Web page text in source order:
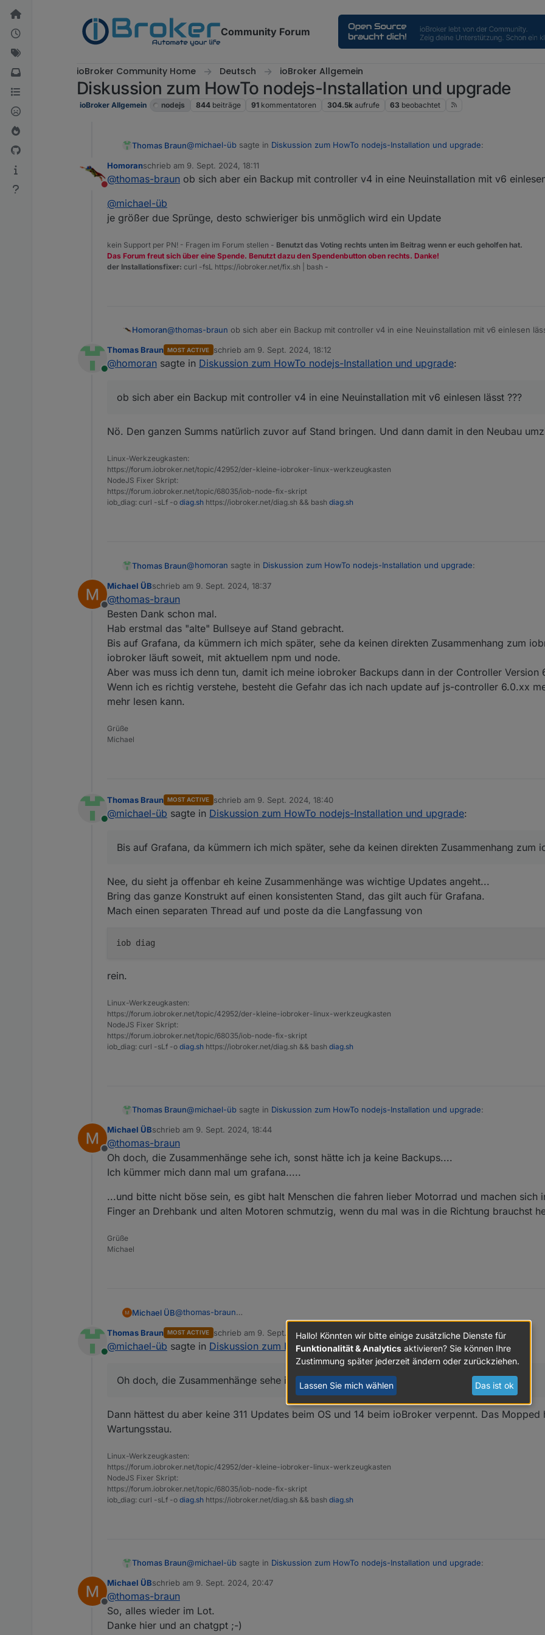
Weiter zum Inhalt
Community Forum
ioBroker Community Home Deutsch ioBroker Allgemein
Diskussion zum HowTo nodejs-Installation und upgrade
ioBroker Allgemein nodejs 844 beiträge 91 kommentatoren 304.5k aufrufe 63 beobachtet
Thomas Braun@michael-üb sagte in Diskussion zum HowTo nodejs-Installation und upgrade:
Na gut ich mach mich mal an die Arbeit..
Nicht stören
Homoranschrieb am 9. Sept. 2024, 18:11
zuletzt editiert von
@thomas-braun ob sich aber ein Backup mit controller v4 in eine Neuinstallation mit v6
@michael-üb
je größer due Sprünge, desto schwieriger bis unmöglich wird ein Update
kein Support per PN! - Fragen im Forum stellen - Benutzt das Voting rechts unten im Beitrag wenn er euch geholfen hat.
Das Forum freut sich über eine Spende. Benutzt dazu den Spendenbutton oben rechts. Danke!
der Installationsfixer: curl -fsL https://iobroker.net/fix.sh | bash -
Homoran@thomas-braun ob sich aber ein Backup mit controller v4 in eine Neuinstallation mit v6 einlesen
@michael-üb
je größer due Sprünge, desto schwieriger bis unmöglich wird ein Update
Online
Thomas Braun MOST ACTIVE schrieb am 9. Sept. 2024, 18:12
zuletzt editiert von
@homoran sagte in Diskussion zum HowTo nodejs-Installation und upgrade:
ob sich aber ein Backup mit controller v4 in eine Neuinstallation mit v6 einlesen lässt ???
Nö. Den ganzen Summs natürlich zuvor auf Stand bringen. Und dann damit in den Neubau
Linux-Werkzeugkasten:
https://forum.iobroker.net/topic/42952/der-kleine-iobroker-linux-werkzeugkasten
NodeJS Fixer Skript:
https://forum.iobroker.net/topic/68035/iob-node-fix-skript
iob_diag: curl -sLf -o diag.sh https://iobroker.net/diag.sh && bash diag.sh
Thomas Braun@homoran sagte in Diskussion zum HowTo nodejs-Installation und upgrade:
Nö. Den ganzen Summs natürlich zuvor auf Stand bringen. Und dann damit in den Neubau
Offline
Michael ÜBschrieb am 9. Sept. 2024, 18:37
zuletzt editiert von
@thomas-braun
Besten Dank schon mal.
Hab erstmal das "alte" Bullseye auf Stand gebracht.
Bis auf Grafana, da kümmern ich mich später, sehe da keinen direkten Zusammenhang zum
iobroker läuft soweit, mit aktuellem npm und node.
Aber was muss ich denn tun, damit ich meine iobroker Backups dann in der Controller Version
Wenn ich es richtig verstehe, besteht die Gefahr das ich nach update auf js-controller 6.0.xx
mehr lesen kann.
Grüße
Michael
Online
Thomas Braun MOST ACTIVE schrieb am 9. Sept. 2024, 18:40
zuletzt editiert von
@michael-üb sagte in Diskussion zum HowTo nodejs-Installation und upgrade:
Bis auf Grafana, da kümmern ich mich später, sehe da keinen direkten Zusammenhang zum
Nee, du sieht ja offenbar eh keine Zusammenhänge was wichtige Updates angeht...
Bring das ganze Konstrukt auf einen konsistenten Stand, das gilt auch für Grafana.
Mach einen separaten Thread auf und poste da die Langfassung von
rein.
Linux-Werkzeugkasten:
https://forum.iobroker.net/topic/42952/der-kleine-iobroker-linux-werkzeugkasten
NodeJS Fixer Skript:
https://forum.iobroker.net/topic/68035/iob-node-fix-skript
iob_diag: curl -sLf -o diag.sh https://iobroker.net/diag.sh && bash diag.sh
Thomas Braun@michael-üb sagte in Diskussion zum HowTo nodejs-Installation und upgrade:
Nee, du sieht ja offenbar eh keine Zusammenhänge was wichtige Updates angeht...
Mach einen separaten Thread auf und poste da die Langfassung von
Offline
Michael ÜBschrieb am 9. Sept. 2024, 18:44
zuletzt editiert von
@thomas-braun
Oh doch, die Zusammenhänge sehe ich, sonst hätte ich ja keine Backups....
Ich kümmer mich dann mal um grafana.....
...und bitte nicht böse sein, es gibt halt Menschen die fahren lieber Motorrad und machen sich
Finger an Drehbank und alten Motoren schmutzig, wenn du mal was in die Richtung brauchst
Grüße
Michael
Michael ÜB@thomas-braun
Oh doch, die Zusammenhänge sehe ich, sonst hätte ich ja keine Backups....
Ich kümmer mich dann mal um grafana.....
...und bitte nicht böse sein, es gibt halt Menschen die fahren lieber Motorrad und machen sich in
Finger an Drehbank und alten Motoren schmutzig, wenn du mal was in die Richtung brauchst
Online
Thomas Braun MOST ACTIVE schrieb am 9. Sept. 2024, 18:48
zuletzt editiert von
@michael-üb sagte in Diskussion zum HowTo nodejs-Installation und upgrade :
Oh doch, die Zusammenhänge sehe ich, sonst hätte ich ja keine Backups....
Dann hättest du aber keine 311 Updates beim OS und 14 beim ioBroker verpennt. Das Mopped
Wartungsstau.
Linux-Werkzeugkasten:
https://forum.iobroker.net/topic/42952/der-kleine-iobroker-linux-werkzeugkasten
NodeJS Fixer Skript:
https://forum.iobroker.net/topic/68035/iob-node-fix-skript
iob_diag: curl -sLf -o diag.sh https://iobroker.net/diag.sh && bash diag.sh
Thomas Braun@michael-üb sagte in Diskussion zum HowTo nodejs-Installation und upgrade:
Dann hättest du aber keine 311 Updates beim OS und 14 beim ioBroker verpennt. Das Mopped
Offline
Michael ÜBschrieb am 9. Sept. 2024, 20:47
zuletzt editiert von
@thomas-braun
So, alles wieder im Lot.
Danke hier und an chatgpt ;-)
Hallo! Könnten wir bitte einige zusätzliche Dienste für
Funktionalität & Analytics aktivieren? Sie können Ihre
Zustimmung später jederzeit ändern oder zurückziehen.
Lassen Sie mich wählen Das ist ok